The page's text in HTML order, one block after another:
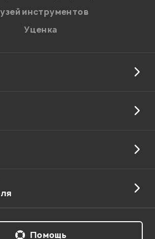
инструментов
Уценка
Помощь